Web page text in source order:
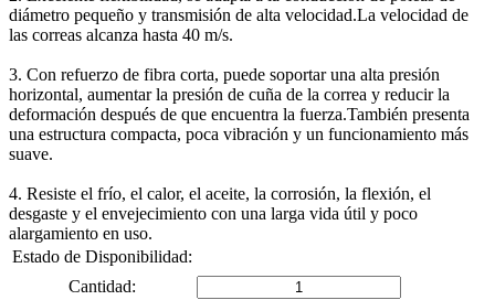
diámetro pequeño y transmisión de alta velocidad.La velocidad de
las correas alcanza hasta 40 m/s.
3. Con refuerzo de fibra corta, puede soportar una alta presión
horizontal, aumentar la presión de cuña de la correa y reducir la
deformación después de que encuentra la fuerza.También presenta
una estructura compacta, poca vibración y un funcionamiento más
suave.
4. Resiste el frío, el calor, el aceite, la corrosión, la flexión, el
desgaste y el envejecimiento con una larga vida útil y poco
alargamiento en uso.
Estado de Disponibilidad:
Cantidad: